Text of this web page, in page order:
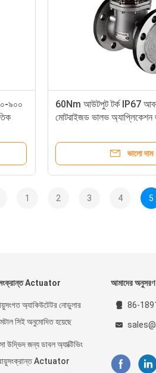
৯০০
60Nm আউটপুট টর্ক IP67
মোটরাইজড ভালভ
ভালভ
ভালো দাম
1 2 3 4 5
Actuator
অ্যাকিউটেটর নোডুলার
সিই অনুমোদিত হয়েছে
উদ্ভিদ জন্য ডাবল অ্যাক্টিভিং
Actuator
আমাদের
86-